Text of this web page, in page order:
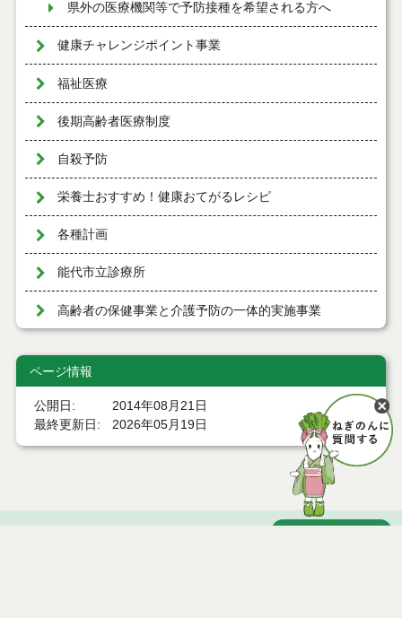
県外の医療機関等で予防接種を希望される方へ
健康チャレンジポイント事業
福祉医療
後期高齢者医療制度
自殺予防
栄養士おすすめ！健康おてがるレシピ
各種計画
能代市立診療所
高齢者の保健事業と介護予防の一体的実施事業
ページ情報
公開日
2014年08月21日
最終更新日
2026年05月19日